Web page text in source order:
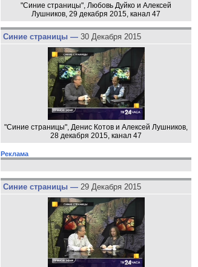
"Синие страницы", Любовь Дуйко и Алексей
Лушников, 29 декабря 2015, канал 47
Синие страницы — 30 Декабря 2015
"Синие страницы", Денис Котов и Алексей Лушников,
28 декабря 2015, канал 47
Реклама
Синие страницы — 29 Декабря 2015